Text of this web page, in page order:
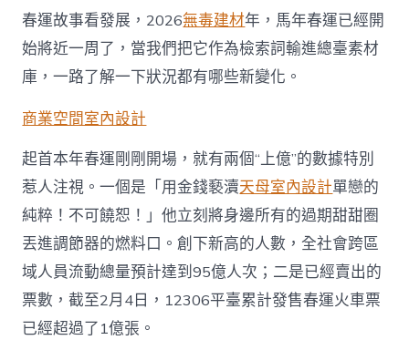
哪
些
變
化〉
春運故事看發展，2026無毒建材年，馬年春運已經開
始將近一周了，當我們把它作為檢索詞輸進總臺素材
庫，一路了解一下狀況都有哪些新變化。
商業空間室內設計
起首本年春運剛剛開場，就有兩個“上億”的數據特別
惹人注視。一個是「用金錢褻瀆天母室內設計單戀的
純粹！不可饒恕！」他立刻將身邊所有的過期甜甜圈
丟進調節器的燃料口。創下新高的人數，全社會跨區
域人員流動總量預計達到95億人次；二是已經賣出的
票數，截至2月4日，12306平臺累計發售春運火車票
已經超過了1億張。